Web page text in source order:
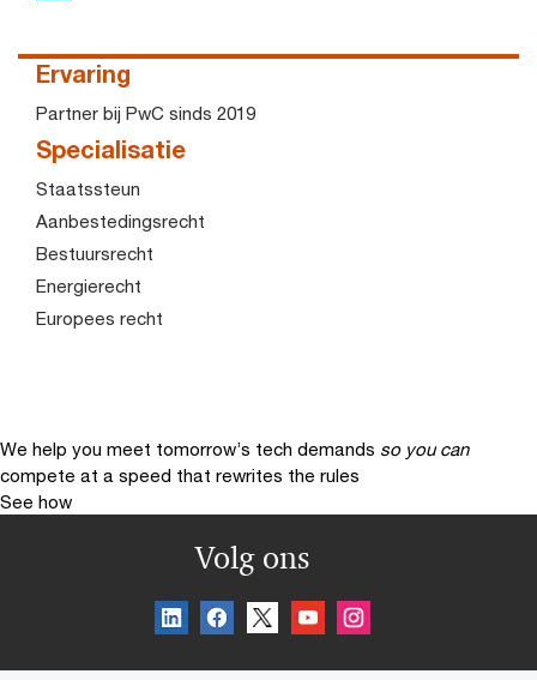
Ervaring
Partner bij PwC sinds 2019
Specialisatie
Staatssteun
Aanbestedingsrecht
Bestuursrecht
Energierecht
Europees recht
We help you meet tomorrow’s tech demands so you can
compete at a speed that rewrites the rules
See how
Volg ons